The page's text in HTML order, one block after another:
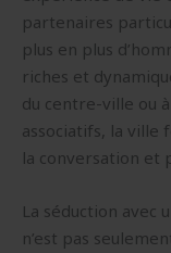
partenaires
plus en plus
riches et
du centre-ville ou
associatifs, la ville
la conversation et
La séduction avec
n’est pas